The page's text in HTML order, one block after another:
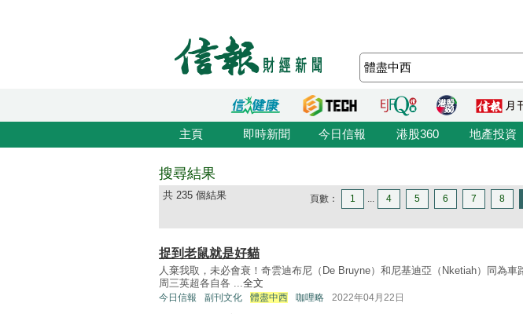
主頁 即時新聞 今日信報 港股360 地產投資
搜尋結果
共 235 個結果 頁數： 1 ... 4 5 6 7 8
捉到老鼠就是好貓
人棄我取，未必會衰！奇雲迪布尼（De Bruyne）和尼基迪亞（Nketiah）同為車
周三英超各自各 ...全文
今日信報 副刊文化 體盡中西 咖哩略 2022年04月22日